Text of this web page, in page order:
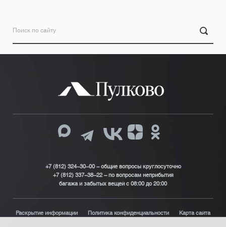
+7 (812) 324-30-00 - общие вопросы круглосуточно
+7 (812) 337-38-22 – по вопросам неприбытия
багажа и забытых вещей с 08:00 до 20:00
Раскрытие информации Политика конфиденциальности Карта сайта